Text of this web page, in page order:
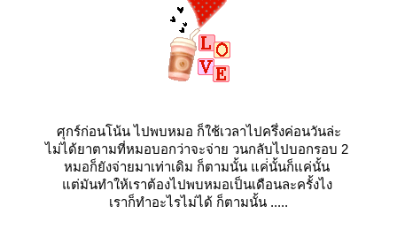
ศุกร์ก่อนโน้น ไปพบหมอ ก็ใช้เวลาไปครึ่งค่อนวันล่ะ
ไม่ได้ยาตามที่หมอบอกว่าจะจ่าย วนกลับไปบอกรอบ 2
หมอก็ยังจ่ายมาเท่าเดิม ก็ตามนั้น แค่่นั้นก็แค่นั้น
ต่มันทำให้เราต้องไปพบหมอเป็นเดือนละครั้งไง
เราก็ทำอะไรไม่ได้ ก็ตามนั้น .....